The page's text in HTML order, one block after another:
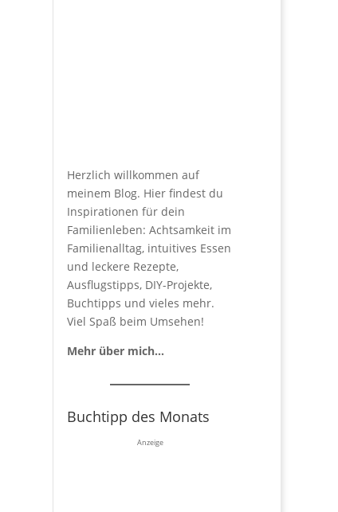
Herzlich willkommen auf
meinem Blog. Hier findest du
Inspirationen für dein
Familienleben: Achtsamkeit im
Familienalltag, intuitives Essen
und leckere Rezepte,
Ausflugstipps, DIY-Projekte,
Buchtipps und vieles mehr.
Viel Spaß beim Umsehen!
Mehr über mich…
Buchtipp des Monats
Anzeige